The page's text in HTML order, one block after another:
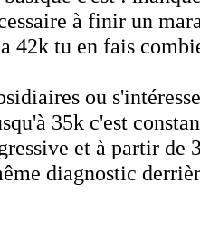
à finir un
42k tu en fais
ou
35k c'est
et à partir de
diagnostic